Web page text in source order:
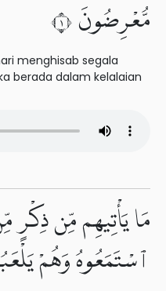
مُّعْرِضُونَ ١
menghisab segala
berada dalam kelalaian
مَا يَأْتِيهِم مِّن ذِكْرٍ
ٱسْتَمَعُوهُ وَهُمْ